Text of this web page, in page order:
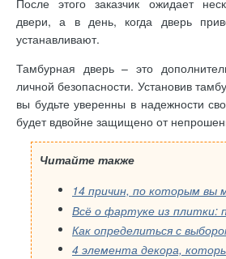
После этого заказчик ожидает
двери, а в день, когда дверь
устанавливают.
Тамбурная дверь – это
личной безопасности. Установив
вы будьте уверенны в надежности
будет вдвойне защищено от
Читайте также